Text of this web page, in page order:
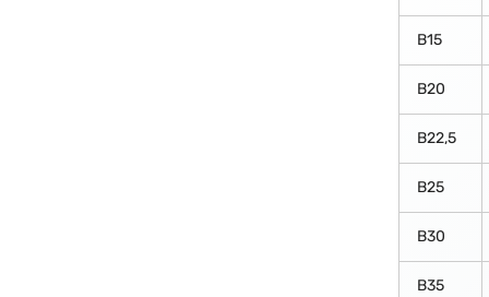
В15
В20
В22,5
В25
В30
В35